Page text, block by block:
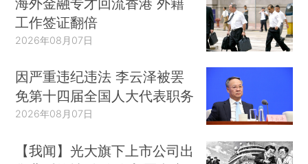
工作签证翻倍
2026年08月07日
因严重违纪违法 李云泽被罢
免第十四届全国人大代表职务
2026年08月07日
【我闻】光大旗下上市公司出